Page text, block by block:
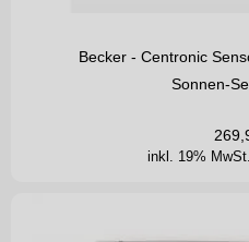
Becker - Centronic
Sonnen-
inkl. 19% MwSt.